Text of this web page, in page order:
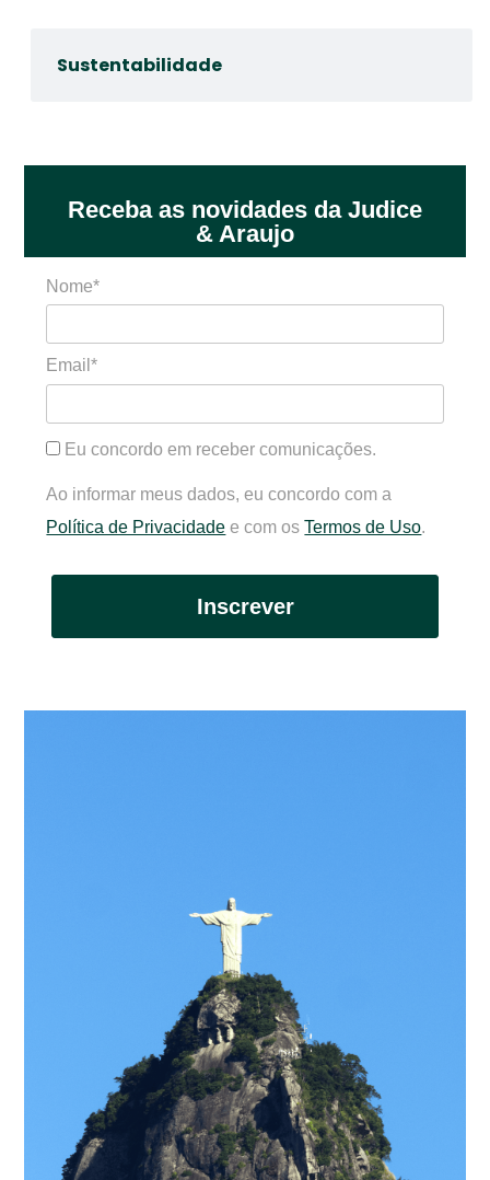
Sustentabilidade
Receba as novidades da Judice
& Araujo
Nome*
Email*
Eu concordo em receber comunicações.
Ao informar meus dados, eu concordo com a
Política de Privacidade e com osTermos de Uso.
Inscrever